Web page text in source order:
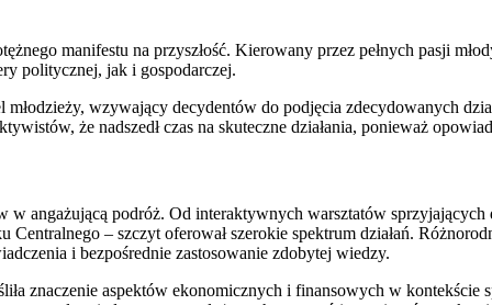
manifestu na przyszłość. Kierowany przez pełnych pasji
politycznej, jak i gospodarczej.
wzywający decydentów do podjęcia zdecydowanych
że nadszedł czas na skuteczne działania, ponieważ
angażującą podróż. Od interaktywnych warsztatów sprzyjających
– szczyt oferował szerokie spektrum działań.
i bezpośrednie zastosowanie zdobytej wiedzy.
znaczenie aspektów ekonomicznych i finansowych w kontekście